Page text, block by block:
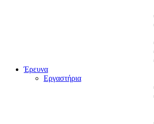
Έρευνα
Εργαστήρια